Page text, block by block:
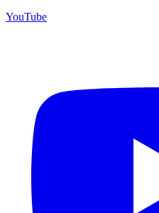
YouTube